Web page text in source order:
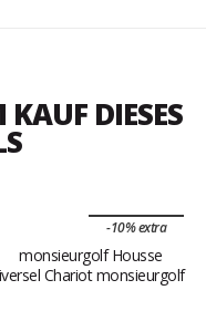
DIESES
-10% extra